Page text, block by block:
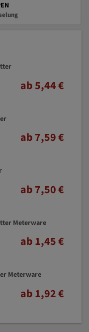
ab 5,44 €
ab 7,59 €
ab 7,50 €
Meterware
ab 1,45 €
Meterware
ab 1,92 €